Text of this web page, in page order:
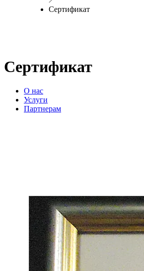
Сертификат
Сертификат
О нас
Услуги
Партнерам